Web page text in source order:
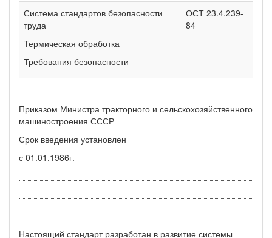
Система стандартов безопасности
труда
Термическая обработка
Требования безопасности
ОСТ 23.4.239-
84
Приказом Министра тракторного и сельскохозяйственного
машиностроения СССР
Срок введения установлен
с 01.01.1986г.
Настоящий стандарт разработан в развитие системы